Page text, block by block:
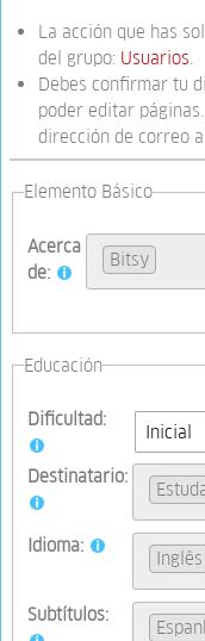
La acción que has
del grupo: Usuarios
Debes confirmar tu
poder editar
dirección de correo
Elemento Básico
Acerca
de:
Bitsy
Educación
Dificultad:
Destinatario:
Idioma:
Inglês
Subtítulos: